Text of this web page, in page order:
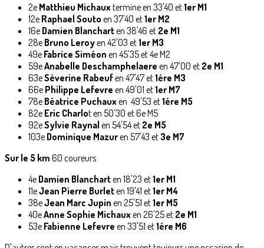
2e Matthieu Michaux termine en 33'40 et1er M1
12e Raphael Souto en 37'40 et1er M2
16e Damien Blancharten 38'46 et 2e M1
28e Bruno Leroyen 42'03 et1er M3
49e Fabrice Siméon en 45'35 et 4e M2
59eAnabelle Deschamphelaere en 47'00 et 2e M1
63eSéverine Rabeufen 47'47 et1ére M3
66e Philippe Lefevre en 49'01 et1er M7
78e Béatrice Puchaux en 49'53 et1ére M5
82e Eric Charlot en 50'30 et 6e M5
92eSylvie Raynal en 54'54 et 2e M5
103e Dominique Mazuren 57'43 et 3e M7
Sur le 5 km 60 coureurs
4e Damien Blancharten 18'23 et1er M1
11eJean Pierre Burleten 19'41 et1er M4
38eJean Marc Jupin en 25'51 et1er M5
40eAnne Sophie Michaux en 26'25 et 2e M1
53e Fabienne Lefevre en 33'51 et1ére M6